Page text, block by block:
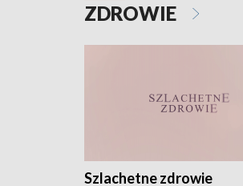
ZDROWIE
Szlachetne zdrowie